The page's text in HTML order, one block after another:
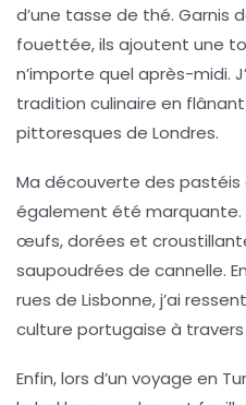
d’une tasse de thé. Garnis
fouettée, ils ajoutent une
n’importe quel après-midi.
tradition culinaire en
pittoresques de Londres.
Ma découverte des pastéis
également été
œufs, dorées et
saupoudrées de cannelle.
rues de Lisbonne, j’ai
culture portugaise à
Enfin, lors d’un voyage en